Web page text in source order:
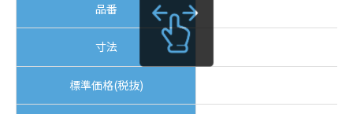
品番
寸法
標準価格(税抜)